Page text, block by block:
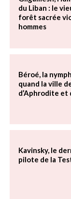
du Liban : le
forêt sacrée
hommes
Béroé, la
quand la ville
d’Aphrodite et
Kavinsky, le
pilote de la